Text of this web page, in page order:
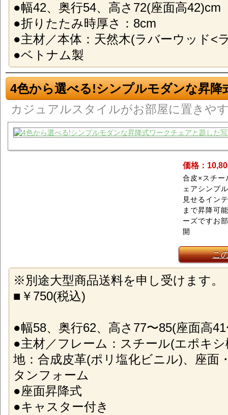
●幅42、奥行54、高さ72(座面高42)cm
●折りたたみ時厚さ：8cm
●主材／本体：天然木(ラバーウッド<
●ベトナム製
4色から選べる!シンプルモダンな昇降
カジュアルスタイルがお部屋に置きや
価格：
合皮×スチー
ェアシンプ
見せるイン
まで昇降可
ーズですお
開
こ
※別途大型商品送料を申し受けます。
■￥750(税込)
●幅58、奥行62、高さ77〜85(座面高
●主材／フレーム：スチール(エポキ
地：合成皮革(ポリ塩化ビニル)、座面
タンフォーム
●座面昇降式
●キャスター付き